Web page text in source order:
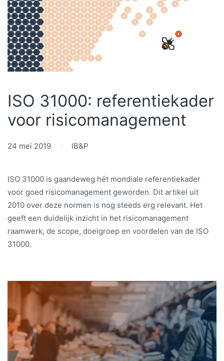
ISO 31000: referentiekader
voor risicomanagement
24 mei 2019 IB&P
ISO 31000 is gaandeweg hét mondiale referentiekader
voor goed risicomanagement geworden. Dit artikel uit
2010 over deze normen is nog steeds erg relevant. Het
geeft een duidelijk inzicht in het risicomanagement
raamwerk, de scope, doelgroep en voordelen van de ISO
31000.